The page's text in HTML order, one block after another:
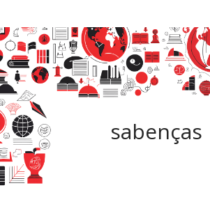
para
o
conteúdo
sabenças